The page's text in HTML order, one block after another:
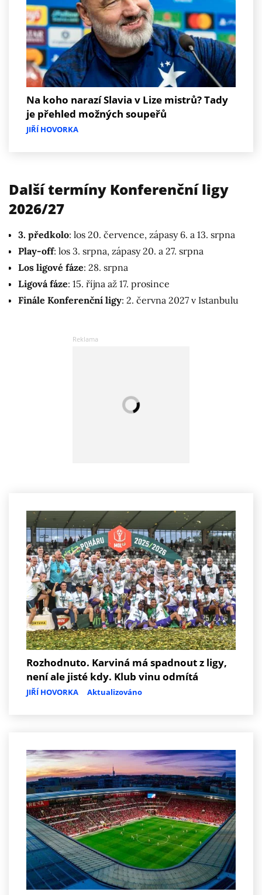
Na koho narazí Slavia v Lize mistrů? Tady
je přehled možných soupeřů
JIŘÍ HOVORKA
Další termíny Konferenční ligy
2026/27
3. předkolo: los 20. července, zápasy 6. a 13. srpna
Play-off: los 3. srpna, zápasy 20. a 27. srpna
Los ligové fáze: 28. srpna
Ligová fáze: 15. října až 17. prosince
Finále Konferenční ligy: 2. června 2027 v Istanbulu
Rozhodnuto. Karviná má spadnout z ligy,
není ale jisté kdy. Klub vinu odmítá
JIŘÍ HOVORKA Aktualizováno